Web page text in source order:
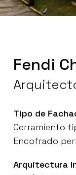
Fendi
Tipo de
Cerramiento
Encofrado
Arquitectura